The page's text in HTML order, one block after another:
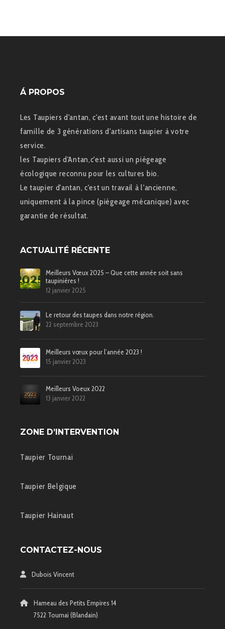
Á PROPOS
Les Taupiers d'antan, c'est avant tout une histoire de
famille de 3 générations d'artisans taupier à votre
service.
les Taupiers d'Antan,c'est aussi un piégeage
écologique reconnu pour les cultures bio.
Le taupier d'antan, c'est un travail à l'ancienne,
uniquement à la pince (piégeage mécanique) avec
garantie de résultat.
ACTUALITÉ RÉCENTE
Meilleurs Vœux 2025 – Que cette année soit sans
taupinières !
12 janvier 2025
Le retour des taupes dans notre région.
22 septembre 2023
Meilleurs vœux pour l’année 2023 !
15 janvier 2023
Meilleurs Voeux 2022
13 janvier 2022
ZONE D’INTERVENTION
Taupier Tournai
Taupier Belgique
Taupier Hainaut
CONTACTEZ-NOUS
Dubois Vincent
Hameau des Petits Empires 14
7522 Tournai (Blandain)